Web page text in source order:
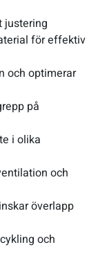
justering
för effektiv
och optimerar
på
i olika
och
överlapp
och